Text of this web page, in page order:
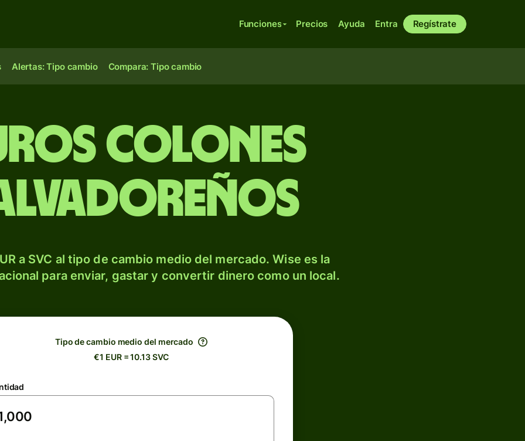
Funciones Precios Ayuda Entra Regístrate
Alertas: Tipo cambio Compara: Tipo cambio
colones
a SVC al tipo de cambio medio del mercado. Wise es la
para enviar, gastar y convertir dinero como un local.
Tipo de cambio medio del mercado
€1 EUR = 10.13 SVC